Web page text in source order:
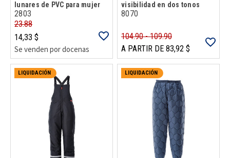
lunares de PVC para mujer
2803
23.88
14,33 $
Se venden por docenas
visibilidad en dos tonos
8070
104.90 - 109.90
A PARTIR DE 83,92 $
LIQUIDACIÓN LIQUIDACIÓN